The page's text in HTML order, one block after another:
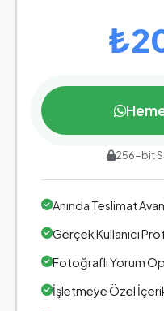
256-bit
Anında Teslimat
Gerçek Kullanıcı
Fotoğraflı Yorum
İşletmeye Özel